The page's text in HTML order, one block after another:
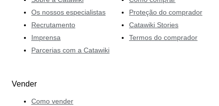
Os nossos especialistas
Recrutamento
Imprensa
Parcerias com a Catawiki
Proteção do comprador
Catawiki Stories
Termos do comprador
Vender
Como vender